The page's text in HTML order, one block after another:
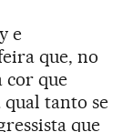
e
que, no
cor que
tanto se
que